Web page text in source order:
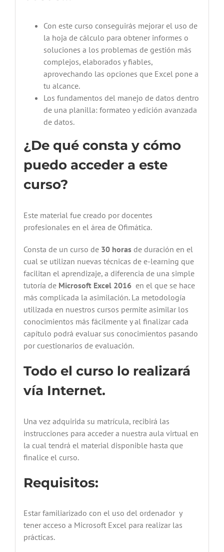
Con este curso conseguirás mejorar el uso de
la hoja de cálculo para obtener informes o
soluciones a los problemas de gestión más
complejos, elaborados y fiables,
aprovechando las opciones que Excel pone a
tu alcance.
Los fundamentos del manejo de datos dentro
de una planilla: formateo y edición avanzada
de datos.
¿De qué consta y cómo
puedo acceder a este
curso?
Este material fue creado por docentes
profesionales en el área de Ofimática.
Consta de un curso de 30 horasde duración en el
cual se utilizan nuevas técnicas de e-learning que
facilitan el aprendizaje, a diferencia de una simple
tutoría de Microsoft Excel 2016 en el que se hace
más complicada la asimilación. La metodología
utilizada en nuestros cursos permite asimilar los
conocimientos más fácilmente y al finalizar cada
capítulo podrá evaluar sus conocimientos pasando
por cuestionarios de evaluación.
Todo el curso lo realizará
vía Internet.
Una vez adquirida su matrícula, recibirá las
instrucciones para acceder a nuestra aula virtual en
la cual tendrá el material disponible hasta que
finalice el curso.
Requisitos:
Estar familiarizado con el uso del ordenador y
tener acceso a Microsoft Excel para realizar las
prácticas.